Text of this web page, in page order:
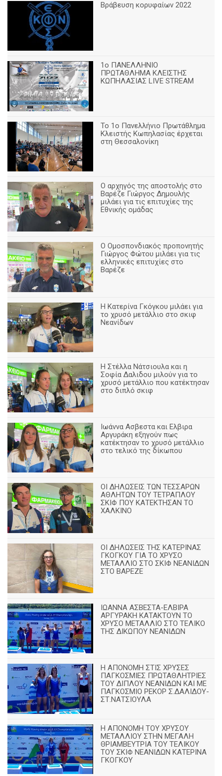
Βράβευση κορυφαίων 2022
1ο ΠΑΝΕΛΛΗΝΙΟ
ΠΡΩΤΑΘΛΗΜΑ ΚΛΕΙΣΤΗΣ
ΚΩΠΗΛΑΣΙΑΣ LIVE STREAM
Το 1ο Πανελλήνιο Πρωτάθλημα
Κλειστής Κωπηλασίας έρχεται
στη Θεσσαλονίκη
Ο αρχηγός της αποστολής στο
Βαρέζε Γιώργος Δημουλής
μιλάει για τις επιτυχίες της
Εθνικής ομάδας
Ο Ομοσπονδιακός προπονητής
Γιώργος Φώτου μιλάει για τις
ελληνικές επιτυχίες στο
Βαρέζε
Η Κατερίνα Γκόγκου μιλάει για
το χρυσό μετάλλιο στο σκιφ
Νεανίδων
Η Στέλλα Νάτσιουλα και η
Σοφία Δαλιδου μιλούν για το
χρυσό μετάλλιο που κατέκτησαν
στο διπλό σκιφ
Ιωάννα Ασβεστα και Ελβιρα
Αργυράκη εξηγούν πως
κατέκτησαν το χρυσό μετάλλιο
στο τελικό της δίκωπου
ΟΙ ΔΗΛΩΣΕΙΣ ΤΩΝ ΤΕΣΣΑΡΩΝ
ΑΘΛΗΤΩΝ ΤΟΥ ΤΕΤΡΑΠΛΟΥ
ΣΚΙΦ ΠΟΥ ΚΑΤΕΚΤΗΣΑΝ ΤΟ
ΧΑΛΚΙΝΟ
ΟΙ ΔΗΛΩΣΕΙΣ ΤΗΣ ΚΑΤΕΡΙΝΑΣ
ΓΚΟΓΚΟΥ ΓΙΑ ΤΟ ΧΡΥΣΟ
ΜΕΤΑΛΛΙΟ ΣΤΟ ΣΚΙΦ ΝΕΑΝΙΔΩΝ
ΣΤΟ ΒΑΡΕΖΕ
ΙΩΑΝΝΑ ΑΣΒΕΣΤΑ-ΕΛΒΙΡΑ
ΑΡΓΥΡΑΚΗ ΚΑΤΑΚΤΟΥΝ ΤΟ
ΧΡΥΣΟ ΜΕΤΑΛΛΙΟ ΣΤΟ ΤΕΛΙΚΟ
ΤΗΣ ΔΙΚΩΠΟΥ ΝΕΑΝΙΔΩΝ
Η ΑΠΟΝΟΜΗ ΣΤΙΣ ΧΡΥΣΕΣ
ΠΑΓΚΟΣΜΙΕΣ ΠΡΩΤΑΘΛΗΤΡΙΕΣ
ΤΟΥ ΔΙΠΛΟΥ ΝΕΑΝΙΔΩΝ ΚΑΙ ΜΕ
ΠΑΓΚΟΣΜΙΟ ΡΕΚΟΡ Σ.ΔΑΛΙΔΟΥ-
ΣΤ.ΝΑΤΣΙΟΥΛΑ
Η ΑΠΟΝΟΜΗ ΤΟΥ ΧΡΥΣΟΥ
ΜΕΤΑΛΛΙΟΥ ΣΤΗΝ ΜΕΓΑΛΗ
ΘΡΙΑΜΒΕΥΤΡΙΑ ΤΟΥ ΤΕΛΙΚΟΥ
ΤΟΥ ΣΚΙΦ ΝΕΑΝΙΔΩΝ ΚΑΤΕΡΙΝΑ
ΓΚΟΓΚΟΥ